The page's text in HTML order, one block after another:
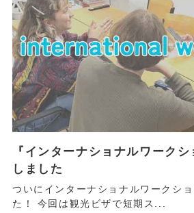
『インターナショナルワーク
しました
ついにインターナショナルワークシ
た！ 今回は観光ビザで短期ス...